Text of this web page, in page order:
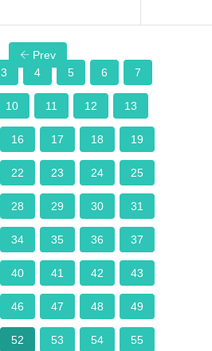
Prev
3 4 5 6 7
10 11 12 13
16 17 18 19
22 23 24 25
28 29 30 31
34 35 36 37
40 41 42 43
46 47 48 49
52 53 54 55